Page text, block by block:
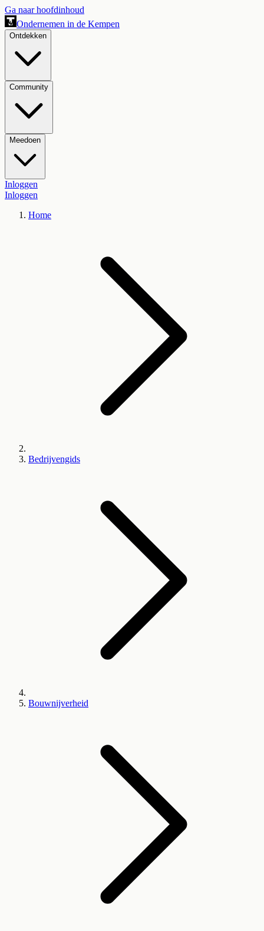
Ga naar hoofdinhoud
Ondernemen in de Kempen
Ontdekken
Community
Meedoen
Inloggen
Inloggen
Home
Bedrijvengids
Bouwnijverheid